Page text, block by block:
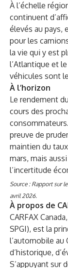
À l’échelle
continuent
élevés au pays,
pour les
la vie qui y est
l’Atlantique et
véhicules sont
À l’horizon
Le rendement
cours des
preuve de
maintien du
mars, mais
l’incertitude
Source : Rapport sur
avril 2026.
À propos de
CARFAX
SPGI), est la
l’automobile au
d’historique,
S’appuyant sur